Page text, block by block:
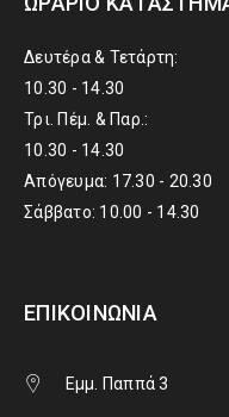
Δευτέρα & Τετάρτη:
10.30 - 14.30
Τρι. Πέμ. & Παρ.:
10.30 - 14.30
Απόγευμα: 17.30 - 20.30
Σάββατο: 10.00 - 14.30
ΕΠΙΚΟΙΝΩΝΊΑ
Εμμ. Παππά 3